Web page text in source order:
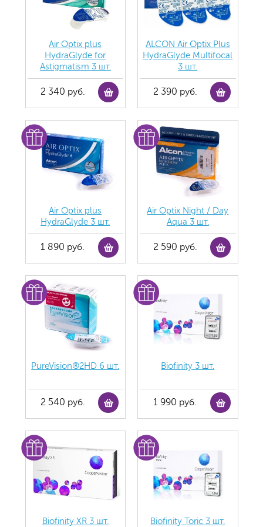
Air Optix plus
HydraGlyde for
Astigmatism 3 шт.
2 340 руб.
ALCON Air Optix Plus
HydraGlyde Multifocal
3 шт.
2 390 руб.
Air Optix plus
HydraGlyde 3 шт.
1 890 руб.
Air Optix Night / Day
Aqua 3 шт.
2 590 руб.
PureVision®2HD 6 шт.
2 540 руб.
Biofinity 3 шт.
1 990 руб.
Biofinity ХR 3 шт. Biofinity Toric 3 шт.